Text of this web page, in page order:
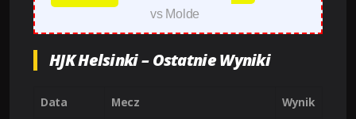
vs Molde
HJK Helsinki – Ostatnie Wyniki
Data Mecz Wynik